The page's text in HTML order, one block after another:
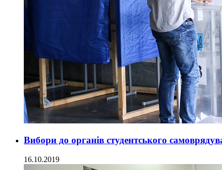
Вибори до органів студентського
16.10.2019